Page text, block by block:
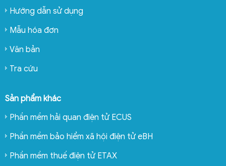
Hướng dẫn sử dụng
Mẫu hóa đơn
Văn bản
Tra cứu
Sản phẩm khác
Phần mềm hải quan điện tử ECUS
Phần mềm bảo hiểm xã hội điện tử eBH
Phần mềm thuế điện tử ETAX